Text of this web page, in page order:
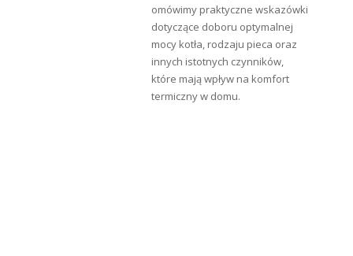
omówimy praktyczne wskazówki
dotyczące doboru optymalnej
mocy kotła, rodzaju pieca oraz
innych istotnych czynników,
które mają wpływ na komfort
termiczny w domu.